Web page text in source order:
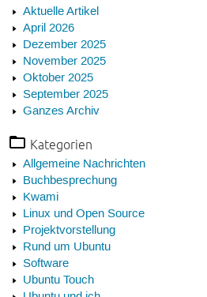
Aktuelle Artikel
April 2026
Dezember 2025
November 2025
Oktober 2025
September 2025
Ganzes Archiv
Kategorien
Allgemeine Nachrichten
Buchbesprechung
Kwami
Linux und Open Source
Projektvorstellung
Rund um Ubuntu
Software
Ubuntu Touch